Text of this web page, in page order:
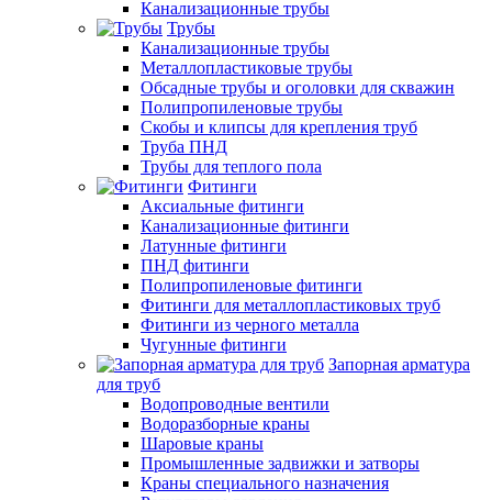
Канализационные трубы
Трубы
Канализационные трубы
Металлопластиковые трубы
Обсадные трубы и оголовки для скважин
Полипропиленовые трубы
Скобы и клипсы для крепления труб
Труба ПНД
Трубы для теплого пола
Фитинги
Аксиальные фитинги
Канализационные фитинги
Латунные фитинги
ПНД фитинги
Полипропиленовые фитинги
Фитинги для металлопластиковых труб
Фитинги из черного металла
Чугунные фитинги
Запорная арматура
для труб
Водопроводные вентили
Водоразборные краны
Шаровые краны
Промышленные задвижки и затворы
Краны специального назначения